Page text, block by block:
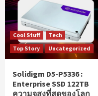
Cool Stuff
Tech
Top Story
Uncategorized
Solidigm D5-P5336 :
Enterprise SSD 122TB
ความจุสูงที่สุดของโลก